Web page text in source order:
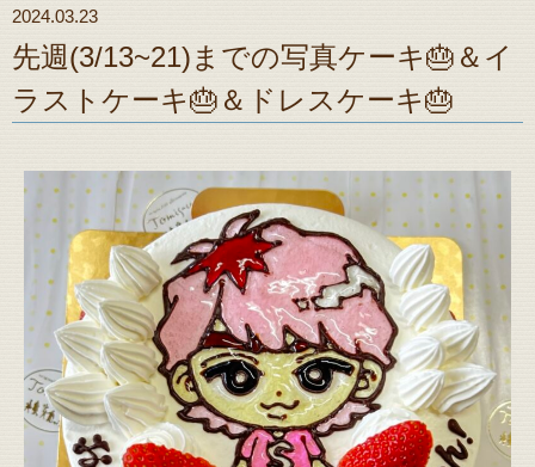
2024.03.23
先週(3/13~21)までの写真ケーキ🎂＆イ
ラストケーキ🎂＆ドレスケーキ🎂